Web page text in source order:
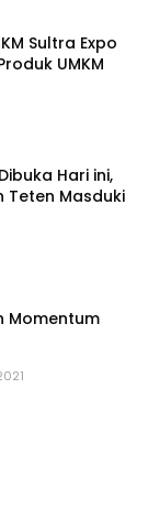
Sultra Expo
UMKM
Hari ini,
Teten Masduki
Momentum